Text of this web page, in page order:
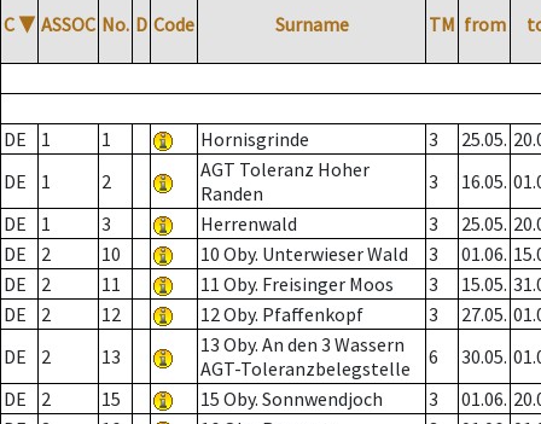
C ▼ ASSOC No. D Code Surname TM from
DE 1 1 Hornisgrinde 3 25.05.
DE
1 2
AGT Toleranz Hoher
Randen
3 16.05.
DE
1 3 Herrenwald 3 25.05.
DE
2 10 10 Oby. Unterwieser Wald 3 01.06.
DE
2 11 11 Oby. Freisinger Moos 3 15.05.
DE
2 12 12 Oby. Pfaffenkopf 3 27.05.
DE
2 13
13 Oby. An den 3 Wassern
AGT-Toleranzbelegstelle
6 30.05.
DE
2 15 15 Oby. Sonnwendjoch 3 01.06.